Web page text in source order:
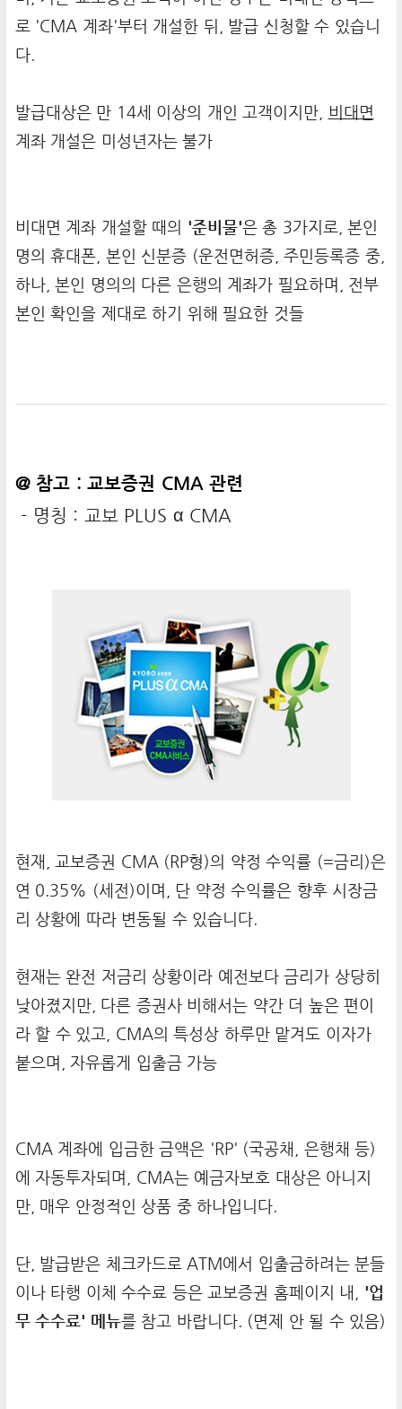
로 'CMA 계좌'부터 개설한 뒤, 발급 신청할 수 있습니
다.
발급대상은 만 14세 이상의 개인 고객이지만,
비대면
계좌 개설은 미성년자는 불가
비대면 계좌 개설할 때의 '준비물'은 총 3가지로, 본인
명의 휴대폰, 본인 신분증 (운전면허증, 주민등록증 중,
하나, 본인 명의의 다른 은행의 계좌가 필요하며, 전부
본인 확인을 제대로 하기 위해 필요한 것들
@ 참고 : 교보증권 CMA 관련
- 명칭 : 교보 PLUS α CMA
현재, 교보증권 CMA (RP형)의 약정 수익률 (=금리)은
연 0.35% (세전)이며, 단 약정 수익률은 향후 시장금
리 상황에 따라 변동될 수 있습니다.
현재는 완전 저금리 상황이라 예전보다 금리가 상당히
낮아졌지만, 다른 증권사 비해서는 약간 더 높은 편이
라 할 수 있고, CMA의 특성상 하루만 맡겨도 이자가
붙으며, 자유롭게 입출금 가능
CMA 계좌에 입금한 금액은 'RP' (국공채, 은행채 등)
에 자동투자되며, CMA는 예금자보호 대상은 아니지
만, 매우 안정적인 상품 중 하나입니다.
단, 발급받은 체크카드로 ATM에서 입출금하려는 분들
이나 타행 이체 수수료 등은 교보증권 홈페이지 내, '업
무 수수료' 메뉴를 참고 바랍니다. (면제 안 될 수 있음)